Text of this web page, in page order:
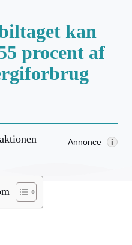
kan
procent af
Annonce i